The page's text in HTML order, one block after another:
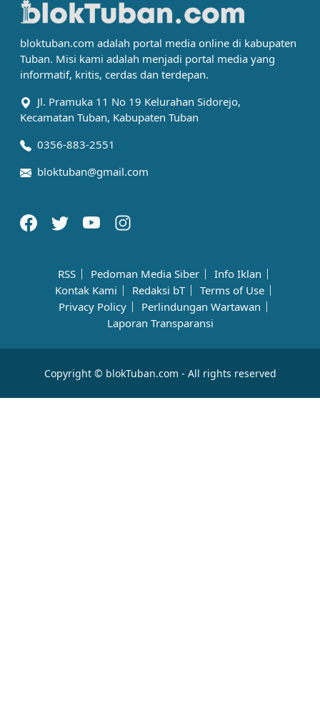
bloktuban.com adalah portal media online di kabupaten
Tuban. Misi kami adalah menjadi portal media yang
informatif, kritis, cerdas dan terdepan.
Jl. Pramuka 11 No 19 Kelurahan Sidorejo,
Kecamatan Tuban, Kabupaten Tuban
0356-883-2551
bloktuban@gmail.com
RSS Pedoman Media Siber
Info Iklan
Kontak Kami
Redaksi bT
Terms of Use
Privacy Policy
Perlindungan Wartawan
Laporan Transparansi
Copyright © blokTuban.com - All rights reserved